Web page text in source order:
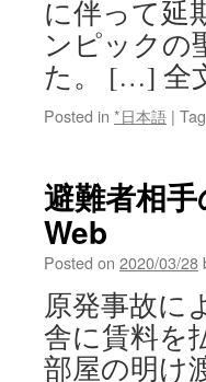
に伴って延
ンピックの
た。 […] 全
Posted in *日本語 |
避難者相
Web
Posted on 2020/03/28
原発事故に
舎に賃料を
部屋の明け